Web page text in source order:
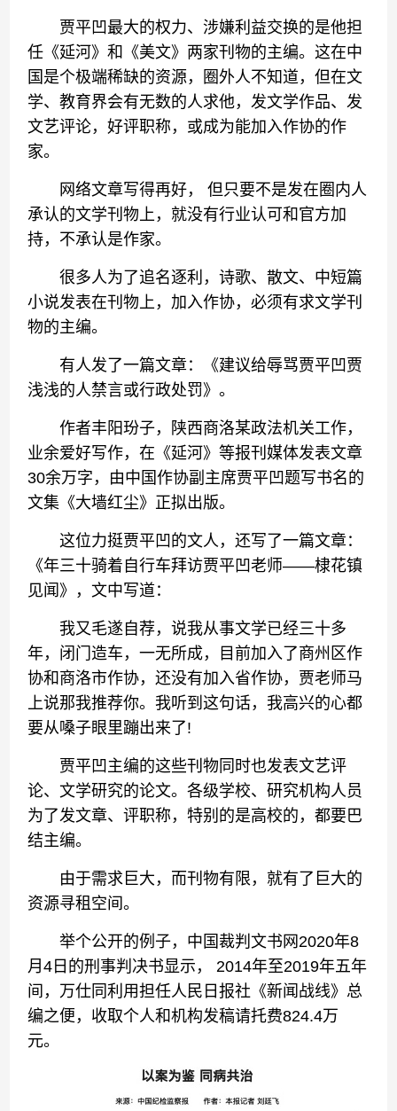
贾平凹最大的权力、涉嫌利益交换的是他担
任《延河》和《美文》两家刊物的主编。这在中
国是个极端稀缺的资源，圈外人不知道，但在文
学、教育界会有无数的人求他，发文学作品、发
文艺评论，好评职称，或成为能加入作协的作
家。
网络文章写得再好， 但只要不是发在圈内人
承认的文学刊物上，就没有行业认可和官方加
持，不承认是作家。
很多人为了追名逐利，诗歌、散文、中短篇
小说发表在刊物上，加入作协，必须有求文学刊
物的主编。
有人发了一篇文章：《建议给辱骂贾平凹贾
浅浅的人禁言或行政处罚》。
作者丰阳玢子，陕西商洛某政法机关工作，
业余爱好写作，在《延河》等报刊媒体发表文章
30余万字，由中国作协副主席贾平凹题写书名的
文集《大墙红尘》正拟出版。
这位力挺贾平凹的文人，还写了一篇文章：
《年三十骑着自行车拜访贾平凹老师——棣花镇
见闻》，文中写道：
我又毛遂自荐，说我从事文学已经三十多
年，闭门造车，一无所成，目前加入了商州区作
协和商洛市作协，还没有加入省作协，贾老师马
上说那我推荐你。我听到这句话，我高兴的心都
要从嗓子眼里蹦出来了!
贾平凹主编的这些刊物同时也发表文艺评
论、文学研究的论文。各级学校、研究机构人员
为了发文章、评职称，特别的是高校的，都要巴
结主编。
由于需求巨大，而刊物有限，就有了巨大的
资源寻租空间。
举个公开的例子，中国裁判文书网2020年8
月4日的刑事判决书显示， 2014年至2019年五年
间，万仕同利用担任人民日报社《新闻战线》总
编之便，收取个人和机构发稿请托费824.4万
元。